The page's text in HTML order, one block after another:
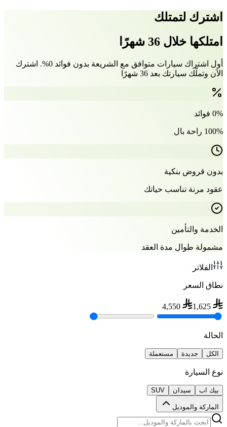
اشترك لتمتلك
امتلكها خلال 36 شهرًا
أول اشتراك سيارات متوافق مع الشريعة بدون فوائد 0%. اشترك
الآن وتملّك سيارتك بعد 36 شهرًا
0% فوائد
100% راحة بال
بدون قروض بنكية
عقود مرنة تناسب حياتك
الخدمة والتأمين
مشمولة طوال مدة العقد
الفلاتر
نطاق السعر
1,625
4,550
الحالة
الكل جديدة مستعملة
نوع السيارة
بيك اب سيدان SUV
الماركة والموديل